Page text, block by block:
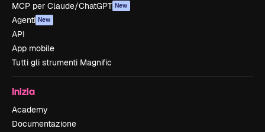
MCP per Claude/ChatGPT New
Agenti New
API
App mobile
Tutti gli strumenti Magnific
Inizia
Academy
Documentazione